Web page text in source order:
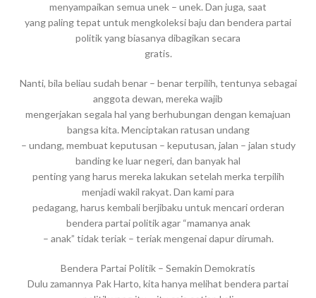
menyampaikan semua unek – unek. Dan juga, saat
yang paling tepat untuk mengkoleksi baju dan bendera partai
politik yang biasanya dibagikan secara
gratis.
Nanti, bila beliau sudah benar – benar terpilih, tentunya sebagai
anggota dewan, mereka wajib
mengerjakan segala hal yang berhubungan dengan kemajuan
bangsa kita. Menciptakan ratusan undang
– undang, membuat keputusan – keputusan, jalan – jalan study
banding ke luar negeri, dan banyak hal
penting yang harus mereka lakukan setelah merka terpilih
menjadi wakil rakyat. Dan kami para
pedagang, harus kembali berjibaku untuk mencari orderan
bendera partai politik agar “mamanya anak
– anak” tidak teriak – teriak mengenai dapur dirumah.
Bendera Partai Politik – Semakin Demokratis
Dulu zamannya Pak Harto, kita hanya melihat bendera partai